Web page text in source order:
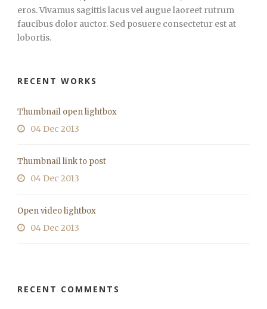
eros. Vivamus sagittis lacus vel augue laoreet rutrum
faucibus dolor auctor. Sed posuere consectetur est at
lobortis.
RECENT WORKS
Thumbnail open lightbox
04 Dec 2013
Thumbnail link to post
04 Dec 2013
Open video lightbox
04 Dec 2013
RECENT COMMENTS